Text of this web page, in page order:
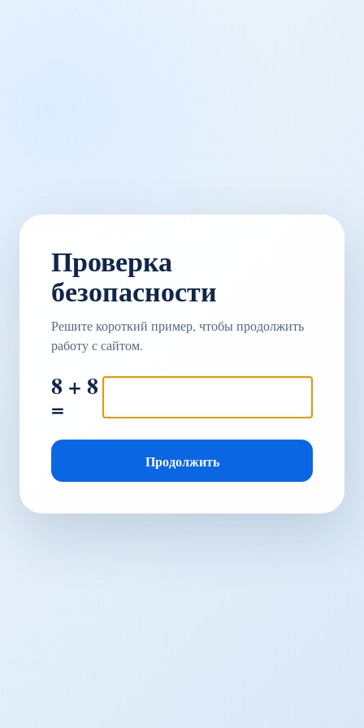
Проверка
безопасности
Решите короткий пример, чтобы продолжить
работу с сайтом.
8 + 8
=
Продолжить